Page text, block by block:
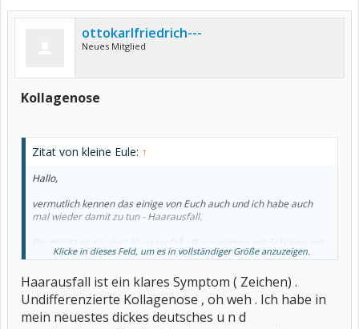
ottokarlfriedrich---
Neues Mitglied
Kollagenose
Zitat von kleine Eule: ↑
Hallo,
vermutlich kennen das einige von Euch auch und ich habe auch
mal wieder damit zu tun - Haarausfall.
Bei mir ist es so, dass Haarausfall oft zusammen mit Schüben mit
auftritt. Habe eine undifferenzierte Kollagenose.
Nun meinte der Hautarzt zu mir, dass der Haarausfall auf einem
Ereignis vor 2-3 Monaten zurück zu frühren sein müsse, da
typischerweise so lange nach einer Krankheit die Haare verstärkt
ausfallen. Das entspricht aber nicht meiner Wahrnehmung.
Klicke in dieses Feld, um es in vollständiger Größe anzuzeigen.
Haarausfall ist ein klares Symptom ( Zeichen) .
Undifferenzierte Kollagenose , oh weh . Ich habe in
mein neuestes dickes deutsches u n d